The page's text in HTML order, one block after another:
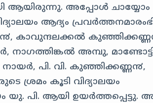
ആയിരുന്നു. അപ്പോൾ ചായ്യോം
ആദ്യം
കാവുന്ദലക്കൽ
നാഗത്തിങ്കൽ അമ്പു,
പി. വി. കുഞ്ഞിക്കണ്ണ൯,
ശ്രമം കൂടി വിദ്യാലയം
യു. പി. ആയി ഉയർത്തപ്പെട്ടു.